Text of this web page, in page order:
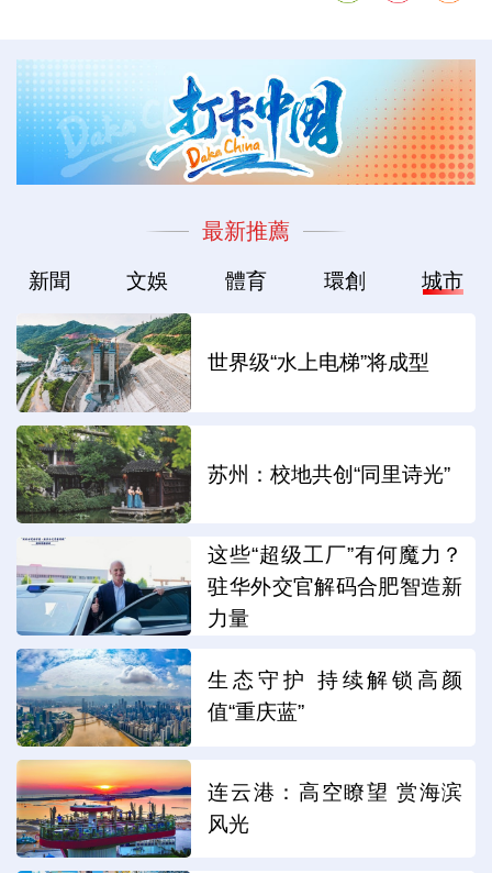
最新推薦
新聞 文娛 體育 環創 城市
世界级“水上电梯”将成型
苏州：校地共创“同里诗光”
这些“超级工厂”有何魔力？
驻华外交官解码合肥智造新
力量
生态守护 持续解锁高颜
值“重庆蓝”
连云港：高空瞭望 赏海滨
风光